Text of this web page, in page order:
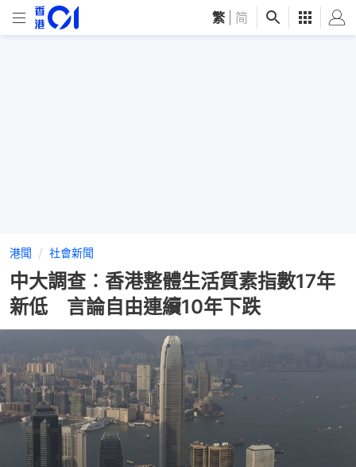
繁 简
港聞 社會新聞
中大調查︰香港整體生活質素指數17年
新低 言論自由連續10年下跌